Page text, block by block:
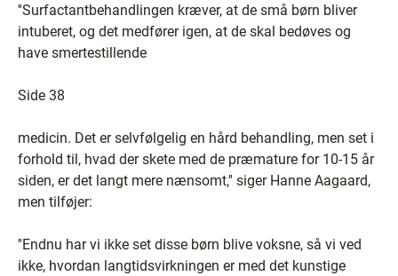
''Surfactantbehandlingen kræver, at de små børn bliver
intuberet, og det medfører igen, at de skal bedøves og
have smertestillende
Side 38
medicin. Det er selvfølgelig en hård behandling, men set i
forhold til, hvad der skete med de præmature for 10-15 år
siden, er det langt mere nænsomt,'' siger Hanne Aagaard,
men tilføjer:
''Endnu har vi ikke set disse børn blive voksne, så vi ved
ikke, hvordan langtidsvirkningen er med det kunstige